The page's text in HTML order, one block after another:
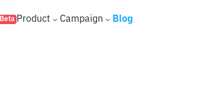
Beta Product Campaign Blog